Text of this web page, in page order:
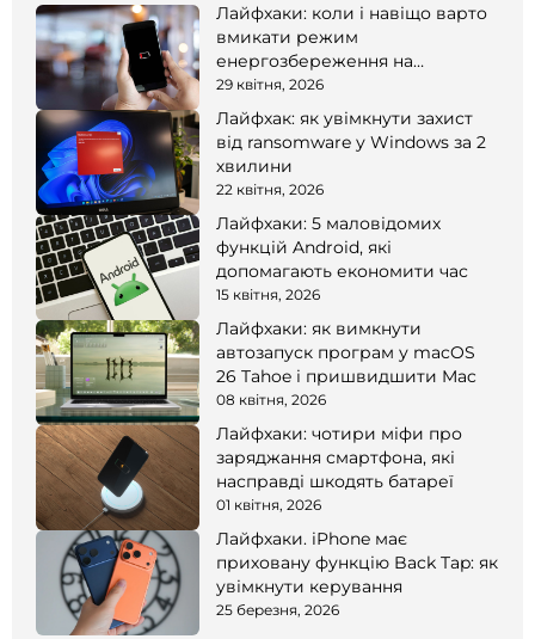
Лайфхаки: коли і навіщо варто
вмикати режим
енергозбереження на
смартфоні
29 квітня, 2026
Лайфхак: як увімкнути захист
від ransomware у Windows за 2
хвилини
22 квітня, 2026
Лайфхаки: 5 маловідомих
функцій Android, які
допомагають економити час
15 квітня, 2026
Лайфхаки: як вимкнути
автозапуск програм у macOS
26 Tahoe і пришвидшити Mac
08 квітня, 2026
Лайфхаки: чотири міфи про
заряджання смартфона, які
насправді шкодять батареї
01 квітня, 2026
Лайфхаки. iPhone має
приховану функцію Back Tap: як
увімкнути керування
25 березня, 2026